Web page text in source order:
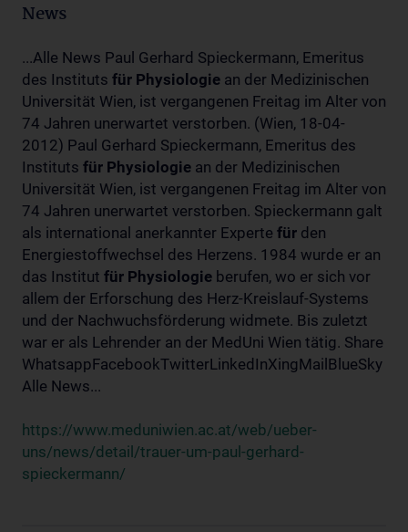
News
...Alle News Paul Gerhard Spieckermann, Emeritus
des Instituts für Physiologie an der Medizinischen
Universität Wien, ist vergangenen Freitag im Alter von
74 Jahren unerwartet verstorben. (Wien, 18-04-
2012) Paul Gerhard Spieckermann, Emeritus des
Instituts für Physiologie an der Medizinischen
Universität Wien, ist vergangenen Freitag im Alter von
74 Jahren unerwartet verstorben. Spieckermann galt
als international anerkannter Experte für den
Energiestoffwechsel des Herzens. 1984 wurde er an
das Institut für Physiologie berufen, wo er sich vor
allem der Erforschung des Herz-Kreislauf-Systems
und der Nachwuchsförderung widmete. Bis zuletzt
war er als Lehrender an der MedUni Wien tätig. Share
WhatsappFacebookTwitterLinkedInXingMailBlueSky
Alle News...
https://www.meduniwien.ac.at/web/ueber-
uns/news/detail/trauer-um-paul-gerhard-
spieckermann/